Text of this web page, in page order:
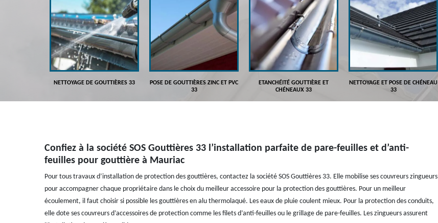
NETTOYAGE DE GOUTTIÈRES 33
POSE DE GOUTTIÈRES ZINC ET PVC
33
ETANCHÉITÉ GOUTTIÈRE ET
CHÉNEAUX 33
NETTOYAGE ET POSE DE CHÉNEAU
33
Confiez à la société SOS Gouttières 33 l’installation parfaite de pare-feuilles et d’anti-
feuilles pour gouttière à Mauriac
Pour tous travaux d’installation de protection des gouttières, contactez la société SOS Gouttières 33. Elle mobilise ses couvreurs zingueurs
pour accompagner chaque propriétaire dans le choix du meilleur accessoire pour la protection des gouttières. Pour un meilleur
écoulement, il faut choisir si possible les gouttières en alu thermolaqué. Les eaux de pluie coulent mieux. Pour la protection des conduits,
elle dote ses couvreurs d’accessoires de protection comme les filets d’anti-feuilles ou le grillage de pare-feuilles. Les zingueurs assurent